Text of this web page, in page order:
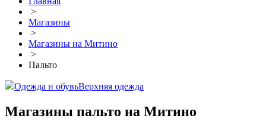
>
Магазины
>
Магазины на Митино
>
Пальто
Одежда и обувьВерхняя одежда
Магазины пальто на Митино